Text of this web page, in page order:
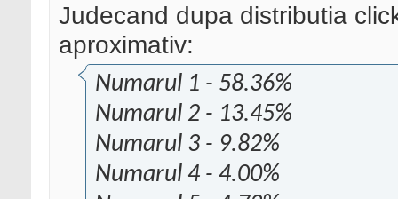
Judecand dupa distributia
aproximativ:
Numarul 1 - 58.36%
Numarul 2 - 13.45%
Numarul 3 - 9.82%
Numarul 4 - 4.00%